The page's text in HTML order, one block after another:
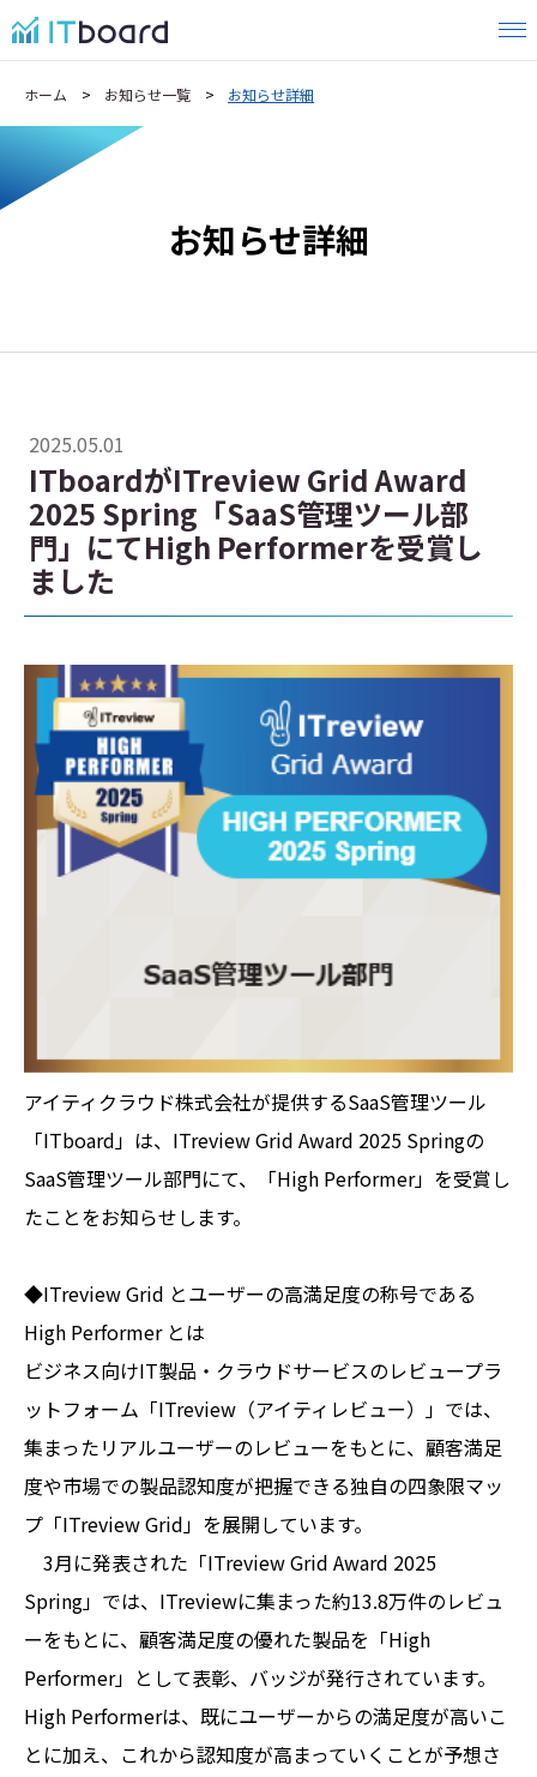
ホーム お知らせ一覧 お知らせ詳細
お知らせ詳細
2025.05.01
ITboardがITreview Grid Award
2025 Spring「SaaS管理ツール部
門」にてHigh Performerを受賞し
ました
アイティクラウド株式会社が提供するSaaS管理ツール
「ITboard」は、ITreview Grid Award 2025 Springの
SaaS管理ツール部門にて、「High Performer」を受賞し
たことをお知らせします。
◆ITreview Grid とユーザーの高満足度の称号である
High Performer とは
ビジネス向けIT製品・クラウドサービスのレビュープラ
ットフォーム「ITreview（アイティレビュー）」では、
集まったリアルユーザーのレビューをもとに、顧客満足
度や市場での製品認知度が把握できる独自の四象限マッ
プ「ITreview Grid」を展開しています。
3月に発表された「ITreview Grid Award 2025
Spring」では、ITreviewに集まった約13.8万件のレビュ
ーをもとに、顧客満足度の優れた製品を「High
Performer」として表彰、バッジが発行されています。
High Performerは、既にユーザーからの満足度が高いこ
とに加え、これから認知度が高まっていくことが予想さ